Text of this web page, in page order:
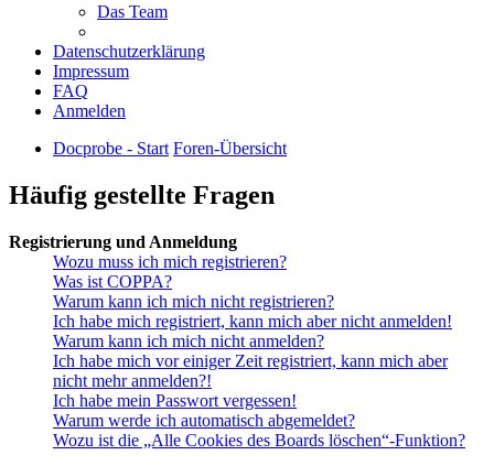
Das Team
Datenschutzerklärung
Impressum
FAQ
Anmelden
Docprobe - Start Foren-Übersicht
Häufig gestellte Fragen
Registrierung und Anmeldung
Wozu muss ich mich registrieren?
Was ist COPPA?
Warum kann ich mich nicht registrieren?
Ich habe mich registriert, kann mich aber nicht anmelden!
Warum kann ich mich nicht anmelden?
Ich habe mich vor einiger Zeit registriert, kann mich aber
nicht mehr anmelden?!
Ich habe mein Passwort vergessen!
Warum werde ich automatisch abgemeldet?
Wozu ist die „Alle Cookies des Boards löschen“-Funktion?